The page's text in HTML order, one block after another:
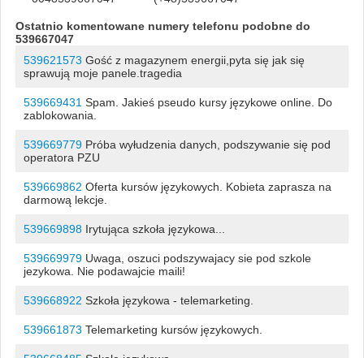
Ostatnio komentowane numery telefonu podobne do
539667047
539621573 Gość z magazynem energii,pyta się jak się
sprawują moje panele.tragedia
539669431 Spam. Jakieś pseudo kursy językowe online. Do
zablokowania.
539669779Próba wyłudzenia danych, podszywanie się pod
operatora PZU
539669862 Oferta kursów językowych. Kobieta zaprasza na
darmową lekcje.
539669898Irytująca szkoła językowa...
539669979Uwaga, oszuci podszywajacy sie pod szkole
jezykowa. Nie podawajcie maili!
539668922 Szkoła językowa - telemarketing.
539661873 Telemarketing kursów językowych.